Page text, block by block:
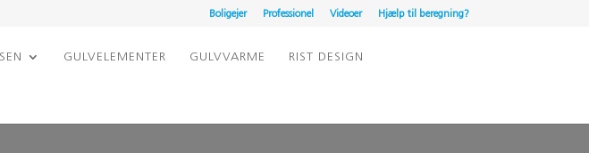
Boligejer Professionel Videoer Hjælp til beregning?
GULVELEMENTER GULVVARME RIST DESIGN